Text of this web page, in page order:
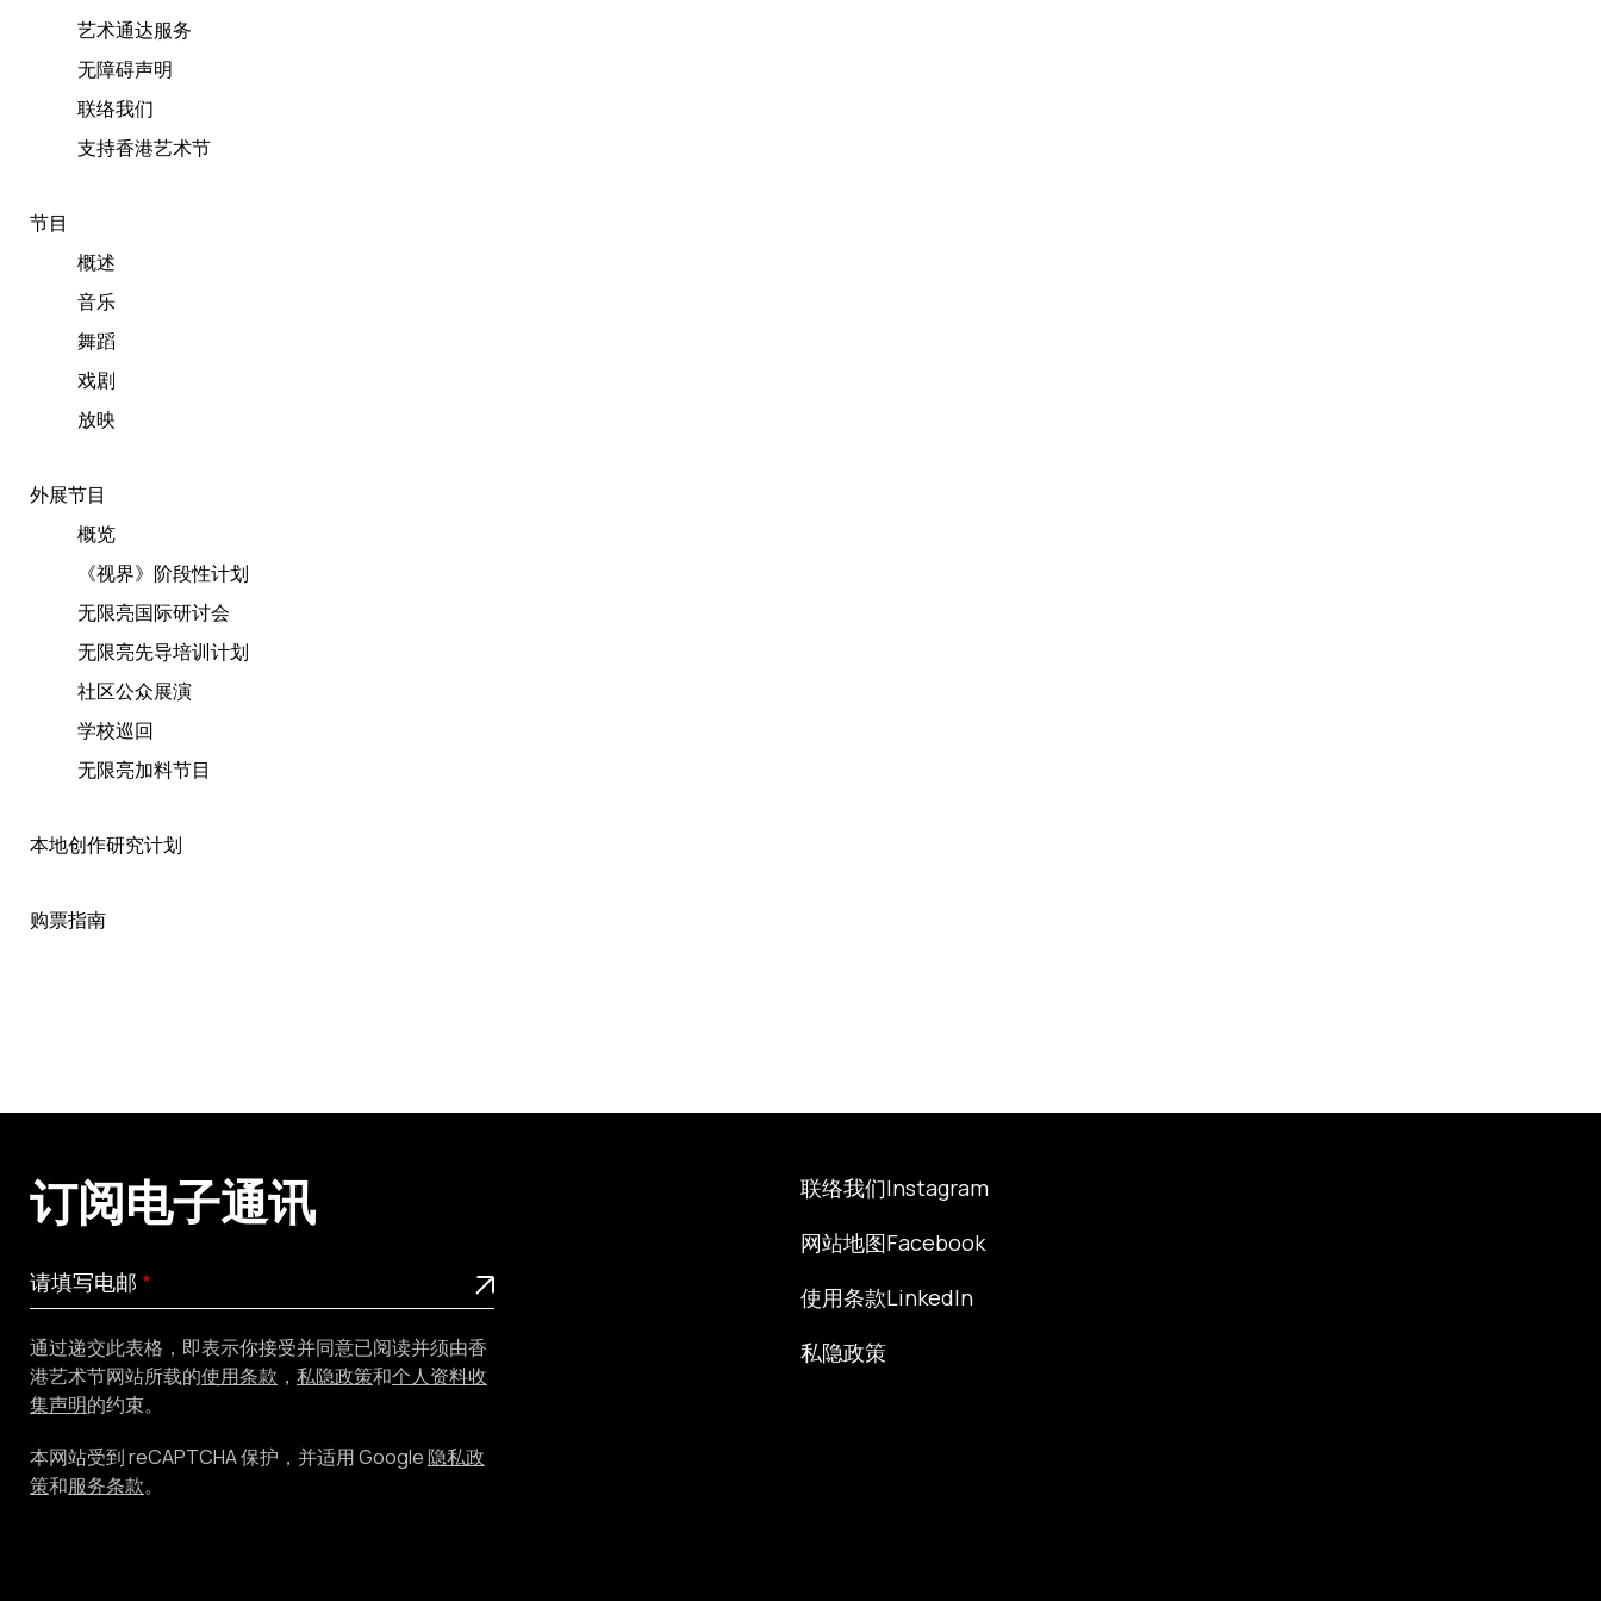
艺术通达服务
无障碍声明
联络我们
支持香港艺术节
节目
概述
音乐
舞蹈
戏剧
放映
外展节目
概览
《视界》阶段性计划
无限亮国际研讨会
无限亮先导培训计划
社区公众展演
学校巡回
无限亮加料节目
本地创作研究计划
购票指南
订阅电子通讯
请
填
写
电
邮
此为必填栏位
请填写电邮
通过递交此表格，即表示你接受并同意已阅读并须由香
港艺术节网站所载的使用条款 ， 私隐政策和个人资料收
集声明的约束。
本网站受到 reCAPTCHA 保护，并适用 Google隐私政
策和服务条款。
联络我们
网站地图
使用条款
私隐政策
Instagram
Facebook
LinkedIn